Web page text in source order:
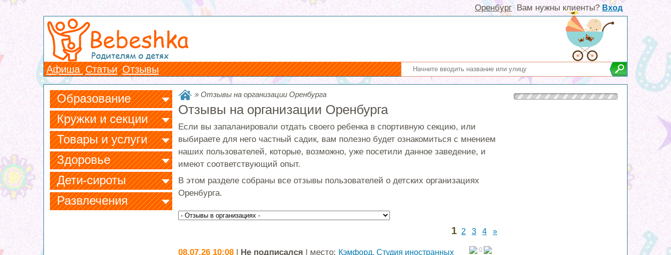
Вам нужны клиенты? Вход
Оренбург
Bebeshka
Родителям о детях
Афиша Статьи Отзывы
Образование
Кружки и секции
Товары и услуги
Здоровье
Дети-сироты
Развлечения
» Отзывы на организации Оренбурга
Отзывы на организации Оренбурга
Если вы запаланировали отдать своего ребенка в спортивную секцию, или
выбираете для него частный садик, вам полезно будет ознакомиться с мнением
наших пользователей, которые, возможно, уже посетили данное заведение, и
имеют соответствующий опыт.
В этом разделе собраны все отзывы пользователей о детских организациях
Оренбурга.
1 2 3 4 »
0
08.07.26 10:08| Не подписался | место: Кэмфорд. Студия иностранных